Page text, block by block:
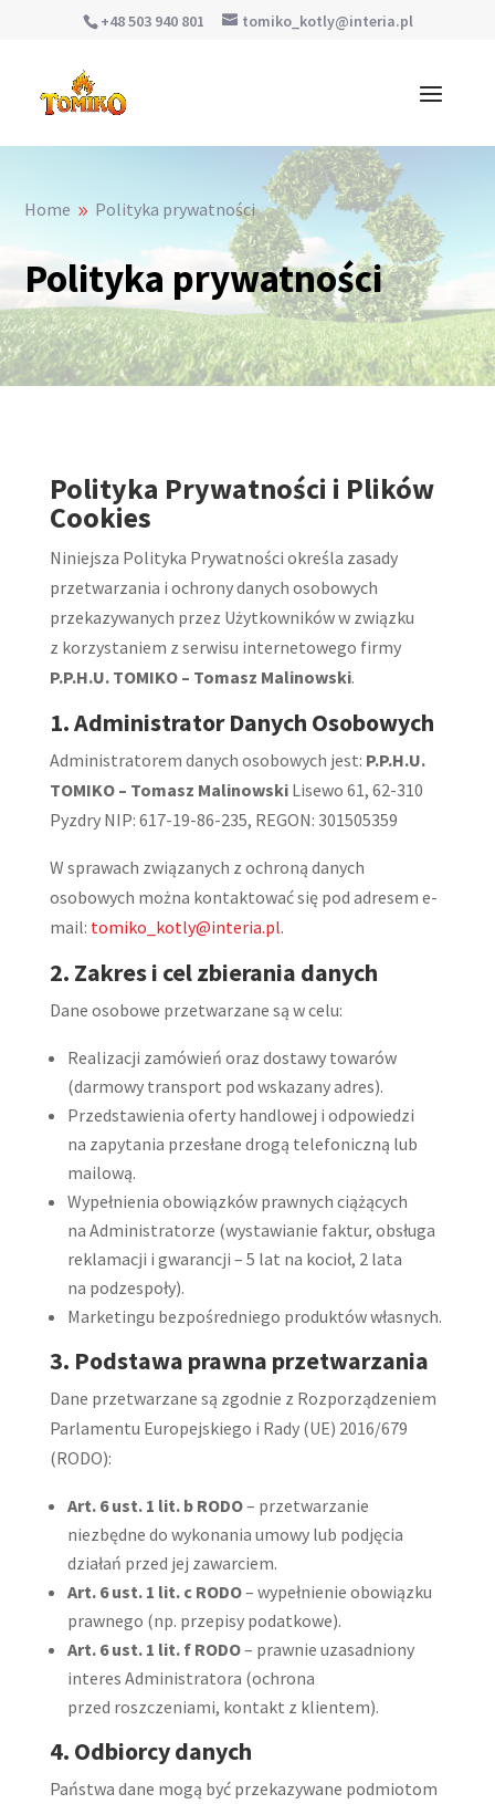
+48 503 940 801 tomiko_kotly@interia.pl
Home 9 Polityka prywatności
Polityka prywatności
Polityka Prywatności i Plików
Cookies
Niniejsza Polityka Prywatności określa zasady
przetwarzania i ochrony danych osobowych
przekazywanych przez Użytkowników w związku
z korzystaniem z serwisu internetowego firmy
P.P.H.U. TOMIKO – Tomasz Malinowski.
1. Administrator Danych Osobowych
Administratorem danych osobowych jest: P.P.H.U.
TOMIKO – Tomasz MalinowskiLisewo 61, 62-310
Pyzdry NIP: 617-19-86-235, REGON: 301505359
W sprawach związanych z ochroną danych
osobowych można kontaktować się pod adresem e-
mail: tomiko_kotly@interia.pl.
2. Zakres i cel zbierania danych
Dane osobowe przetwarzane są w celu:
Realizacji zamówień oraz dostawy towarów
(darmowy transport pod wskazany adres).
Przedstawienia oferty handlowej i odpowiedzi
na zapytania przesłane drogą telefoniczną lub
mailową.
Wypełnienia obowiązków prawnych ciążących
na Administratorze (wystawianie faktur, obsługa
reklamacji i gwarancji – 5 lat na kocioł, 2 lata
na podzespoły).
Marketingu bezpośredniego produktów własnych.
3. Podstawa prawna przetwarzania
Dane przetwarzane są zgodnie z Rozporządzeniem
Parlamentu Europejskiego i Rady (UE) 2016/679
(RODO):
Art. 6 ust. 1 lit. b RODO– przetwarzanie
niezbędne do wykonania umowy lub podjęcia
działań przed jej zawarciem.
Art. 6 ust. 1 lit. c RODO– wypełnienie obowiązku
prawnego (np. przepisy podatkowe).
Art. 6 ust. 1 lit. f RODO– prawnie uzasadniony
interes Administratora (ochrona
przed roszczeniami, kontakt z klientem).
4. Odbiorcy danych
Państwa dane mogą być przekazywane podmiotom